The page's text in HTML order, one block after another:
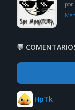
por
💬
HpTk